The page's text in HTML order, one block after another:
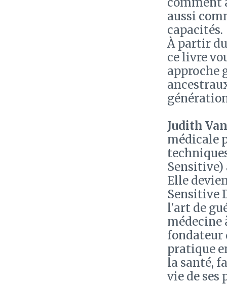
aussi
capacités.
À partir
ce livre
approche
Judith
médicale
Sensitive)
Elle
Sensitive
l'art de
médecine
fondateur
pratique
la santé,
vie de ses